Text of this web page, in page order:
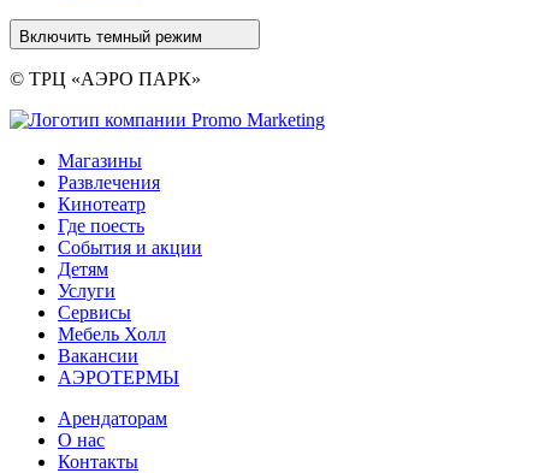
Включить темный режим
© ТРЦ «АЭРО ПАРК»
Магазины
Развлечения
Кинотеатр
Где поесть
События и акции
Детям
Услуги
Сервисы
Мебель Холл
Вакансии
АЭРОТЕРМЫ
Арендаторам
О нас
Контакты